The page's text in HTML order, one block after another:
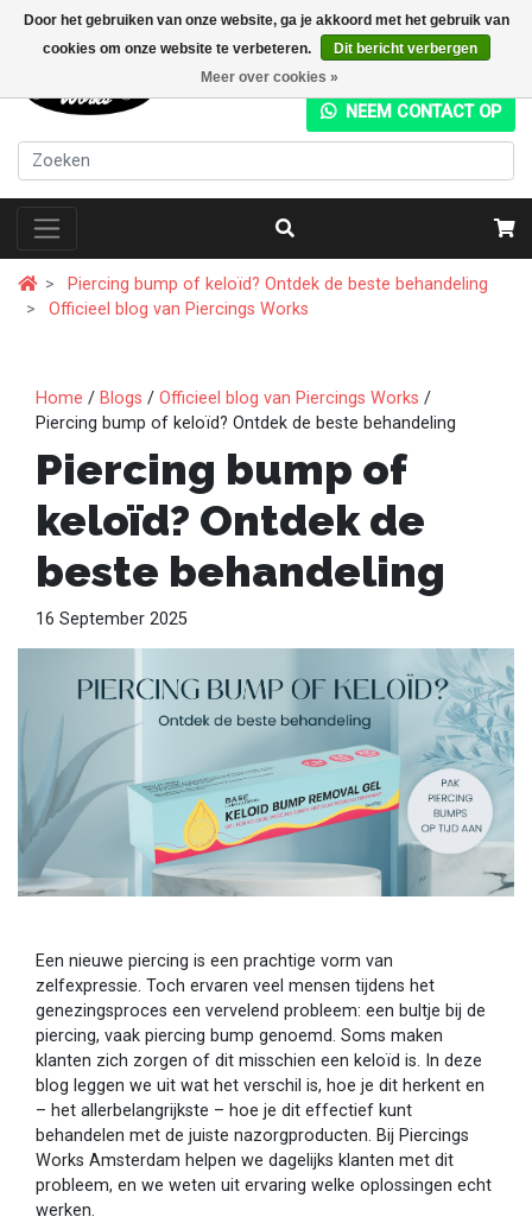
Door het gebruiken van onze website, ga je akkoord met het gebruik van
cookies om onze website te verbeteren.
Dit bericht verbergen
Meer over cookies »
NEEM CONTACT OP
Piercing bump of keloïd? Ontdek de beste behandeling
Officieel blog van Piercings Works
Home / Blogs / Officieel blog van Piercings Works /
Piercing bump of keloïd? Ontdek de beste behandeling
Piercing bump of
keloïd? Ontdek de
beste behandeling
16 September 2025
Een nieuwe piercing is een prachtige vorm van
zelfexpressie. Toch ervaren veel mensen tijdens het
genezingsproces een vervelend probleem: een bultje bij de
piercing, vaak piercing bump genoemd. Soms maken
klanten zich zorgen of dit misschien een keloïd is. In deze
blog leggen we uit wat het verschil is, hoe je dit herkent en
– het allerbelangrijkste – hoe je dit effectief kunt
behandelen met de juiste nazorgproducten. Bij Piercings
Works Amsterdam helpen we dagelijks klanten met dit
probleem, en we weten uit ervaring welke oplossingen echt
werken.